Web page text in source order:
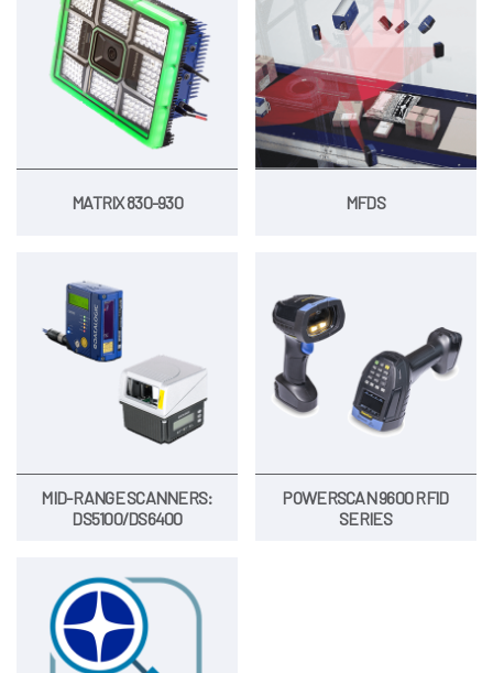
MATRIX 830-930 MFDS
MID-RANGE SCANNERS:
DS5100/DS6400
POWERSCAN 9600 RFID
SERIES